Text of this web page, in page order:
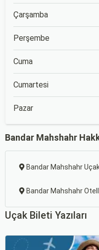
Çarşamba
Perşembe
Cuma
Cumartesi
Pazar
Bandar Mahshahr
Bandar Mahshahr
Bandar Mahshahr
Uçak Bileti Yazıları